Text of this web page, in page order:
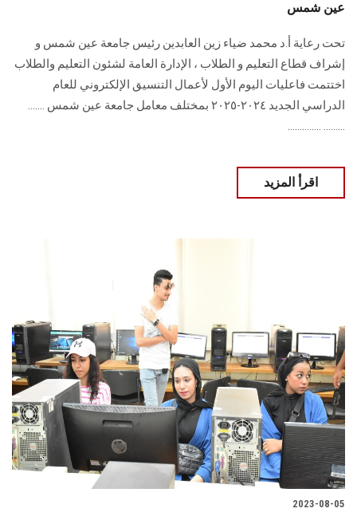
عين شمس
تحت رعاية أ.د محمد ضياء زين العابدين رئيس جامعة عين شمس و
إشراف قطاع التعليم و الطلاب ، الإدارة العامة لشئون التعليم والطلاب
اختتمت فاعليات اليوم الأول لأعمال التنسيق الإلكتروني للعام
الدراسي الجديد ٢٠٢٤-٢٠٢٥ بمختلف معامل جامعة عين شمس .......
......... ..............
اقرأ المزيد
2023-08-05